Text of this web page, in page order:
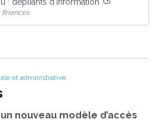
finances
et administrative
nouveau modèle d’accès